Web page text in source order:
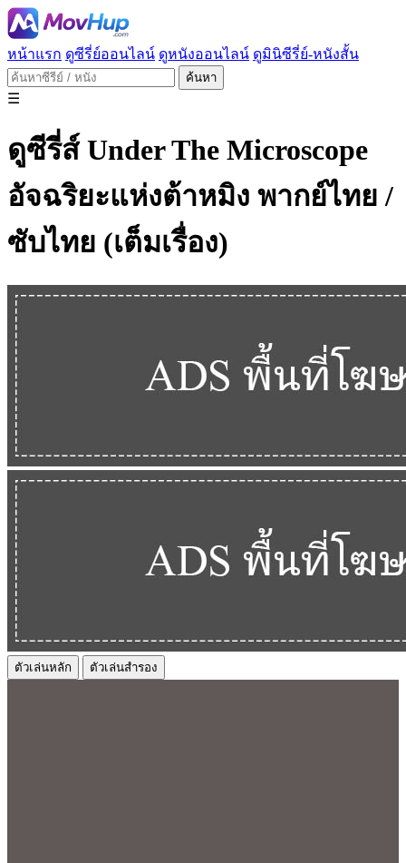
หน้าแรก ดูซีรี่ย์ออนไลน์ ดูหนังออนไลน์ ดูมินิซีรี่ย์-หนังสั้น
ค้นหา
☰
ดูซีรี่ส์ Under The Microscope
อัจฉริยะแห่งต้าหมิง พากย์ไทย /
ซับไทย (เต็มเรื่อง)
ตัวเล่นหลัก ตัวเล่นสำรอง